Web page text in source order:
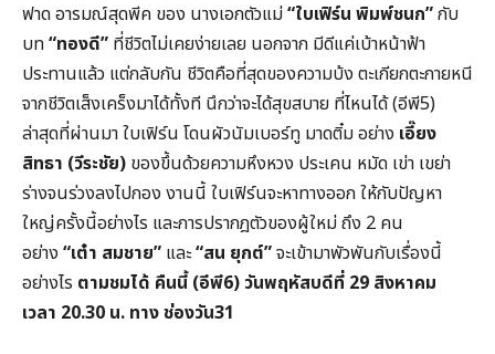
ฟาด อารมณ์สุดพีค ของ นางเอกตัวแม่“ใบเฟิร์น พิมพ์ชนก”กับ
บท“ทองดี” ที่ชีวิตไม่เคยง่ายเลย นอกจาก มีดีแค่เบ้าหน้าฟ้า
ประทานแล้ว แต่กลับกัน ชีวิตคือที่สุดของความบ้ง ตะเกียกตะกายหนี
จากชีวิตเส็งเคร็งมาได้ทั้งที นึกว่าจะได้สุขสบาย ที่ไหนได้ (อีพี5)
ล่าสุดที่ผ่านมา ใบเฟิร์น โดนผัวนัมเบอร์ทู มาดติ๋ม อย่าง เอี๊ยง
สิทธา (วีระชัย) ของขึ้นด้วยความหึงหวง ประเคน หมัด เข่า เขย่า
ร่างจนร่วงลงไปกอง งานนี้ ใบเฟิร์นจะหาทางออก ให้กับปัญหา
ใหญ่ครั้งนี้อย่างไร และการปรากฎตัวของผู้ใหม่ ถึง 2 คน
อย่าง “เต๋า สมชาย” และ“สน ยุกต์”จะเข้ามาพัวพันกับเรื่องนี้
อย่างไร ตามชมได้ คืนนี้(อีพี6) วันพฤหัสบดีที่ 29 สิงหาคม
เวลา 20.30 น. ทางช่องวัน31